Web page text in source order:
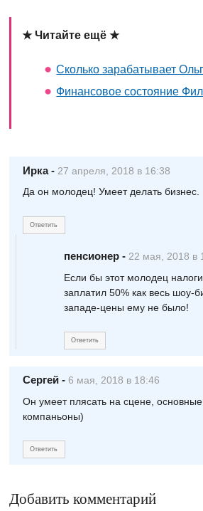
★ Читайте ещё ★
Сколько зарабатывает
Финансовое состояние
Ирка - 27 апреля, 2018 в 16:38
Да он молодец! Умеет делать бизнес.
Ответить
пенсионер - 22 мая, 2018 в
Если бы этот молодец
заплатил 50% как весь шоу-
западе-цены ему не было!
Ответить
Сергей - 6 мая, 2018 в 18:46
Он умеет плясать на сцене,
компаньоны)
Ответить
Добавить комментарий